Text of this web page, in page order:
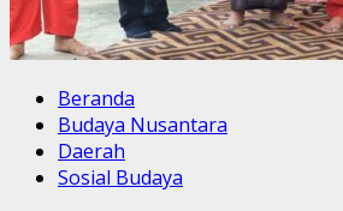
Beranda
Budaya Nusantara
Daerah
Sosial Budaya